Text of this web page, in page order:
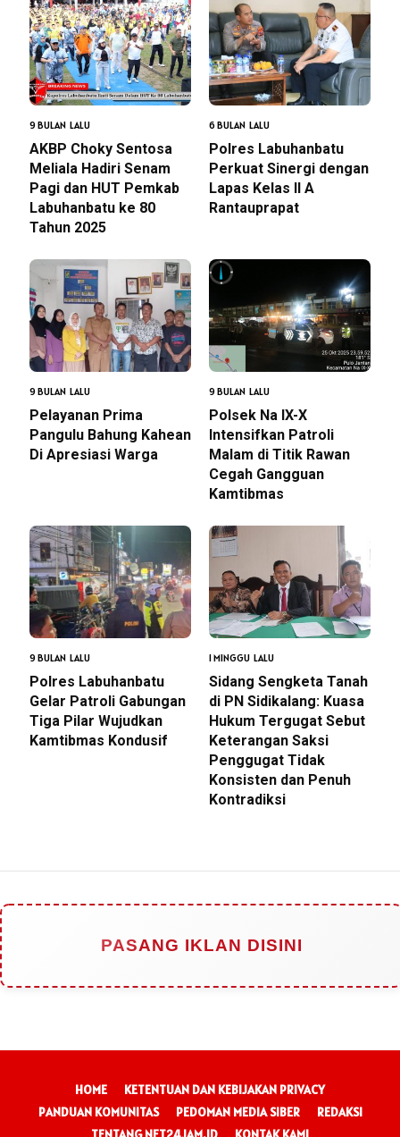
9 BULAN LALU
AKBP Choky Sentosa
Meliala Hadiri Senam
Pagi dan HUT Pemkab
Labuhanbatu ke 80
Tahun 2025
6 BULAN LALU
Polres Labuhanbatu
Perkuat Sinergi dengan
Lapas Kelas II A
Rantauprapat
9 BULAN LALU
Pelayanan Prima
Pangulu Bahung Kahean
Di Apresiasi Warga
9 BULAN LALU
Polsek Na IX-X
Intensifkan Patroli
Malam di Titik Rawan
Cegah Gangguan
Kamtibmas
9 BULAN LALU
Polres Labuhanbatu
Gelar Patroli Gabungan
Tiga Pilar Wujudkan
Kamtibmas Kondusif
1 MINGGU LALU
Sidang Sengketa Tanah
di PN Sidikalang: Kuasa
Hukum Tergugat Sebut
Keterangan Saksi
Penggugat Tidak
Konsisten dan Penuh
Kontradiksi
PASANG IKLAN DISINI
HOME
KETENTUAN DAN KEBIJAKAN PRIVACY
PANDUAN KOMUNITAS
PEDOMAN MEDIA SIBER
REDAKSI